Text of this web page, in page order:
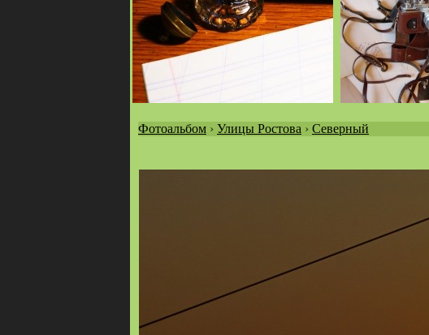
здесь
Фотоальбом › Улицы Ростова › Северный